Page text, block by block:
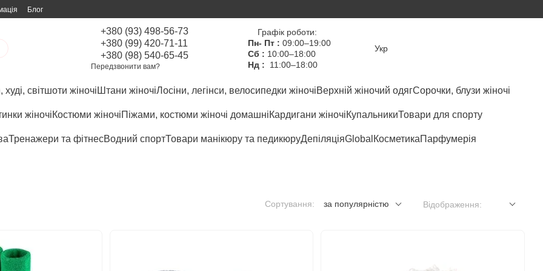
Блог
+380 (93) 498-56-73
+380 (99) 420-71-11
+380 (98) 540-65-45
Передзвонити вам?
Графік роботи:
Пн- Пт : 09:00–19:00
Сб : 10:00–18:00
Нд :
11:00–18:00
Укр
худі, світшоти жіночі Штани жіночіЛосіни, легінси, велосипедки жіночіВерхній жіночий одягСорочки, блузи жіночі
жіночіКостюми жіночіПіжами, костюми жіночі домашніКардигани жіночіКупальникиТовари для спорту
Тренажери та фітнесВодний спортТовари манікюру та педикюруДепіляціяGlobal КосметикаПарфумерія
Сортування: за популярністю Відображення: